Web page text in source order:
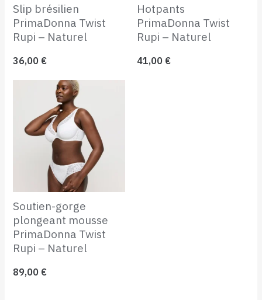
Slip brésilien
PrimaDonna Twist
Rupi – Naturel
36,00 €
Hotpants
PrimaDonna Twist
Rupi – Naturel
41,00 €
Soutien-gorge
plongeant mousse
PrimaDonna Twist
Rupi – Naturel
89,00 €